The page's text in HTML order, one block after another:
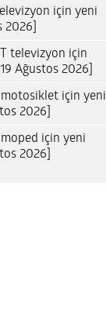
için yeni
2026]
televizyon için
Ağustos 2026]
motosiklet için yeni
2026]
için yeni
2026]